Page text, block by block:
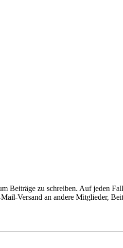
Beiträge zu schreiben. Auf jeden
Versand an andere Mitglieder,